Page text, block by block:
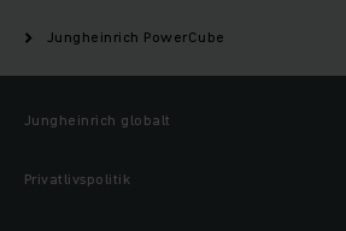
Jungheinrich PowerCube
Jungheinrich globalt
Privatlivspolitik